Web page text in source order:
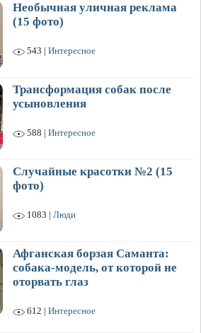
Необычная уличная реклама
(15 фото)
543 | Интересное
Трансформация собак после
усыновления
588 | Интересное
Случайные красотки №2 (15
фото)
1083 | Люди
Афганская борзая Саманта:
собака-модель, от которой не
оторвать глаз
612 | Интересное